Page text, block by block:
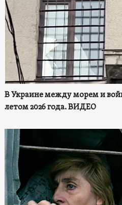
В Украине между морем и
летом 2026 года. ВИДЕО